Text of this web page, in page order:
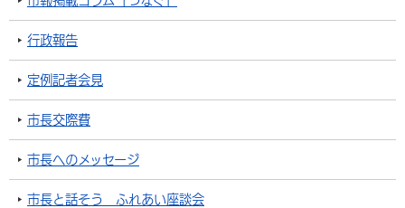
行政報告
定例記者会見
市長交際費
市長へのメッセージ
市長と話そう ふれあい座談会